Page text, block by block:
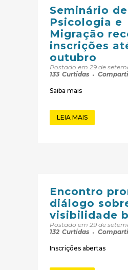
Seminário de
Psicologia e
Migração
inscrições
outubro
Postado em 29 de
133 Curtidas
Saiba mais
LEIA MAIS
Encontro
diálogo
visibilidade
Postado em 29 de
132 Curtidas
Inscrições abertas